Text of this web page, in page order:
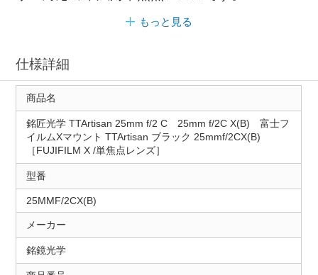
もっと見る
仕様詳細
商品名
銘匠光学 TTArtisan 25mm f/2 C 25mm f/2C X(B) 富士フ
イルムXマウント TTArtisan ブラック 25mmf/2CX(B)
［FUJIFILM X /単焦点レンズ］
型番
25MMF/2CX(B)
メーカー
銘鏡光学